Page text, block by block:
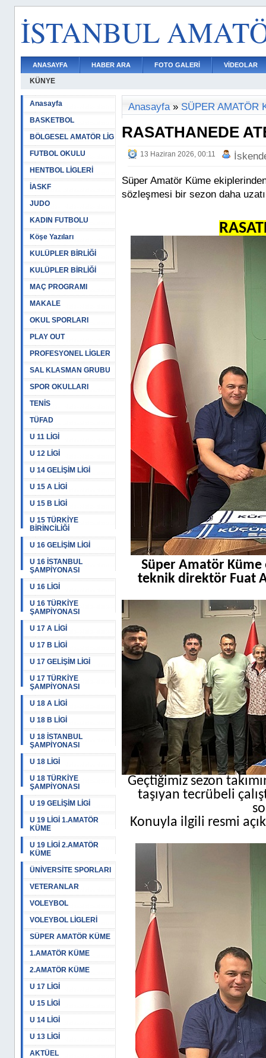
İSTANBUL
ANASAYFA HABER ARA FOTO GALERİ VİDEOLAR
KÜNYE
Anasayfa
BASKETBOL
BÖLGESEL AMATÖR LİG
FUTBOL OKULU
HENTBOL LİGLERİ
İASKF
JUDO
KADIN FUTBOLU
Köşe Yazıları
KULÜPLER BİRLİĞİ
KULÜPLER BİRLİĞİ
MAÇ PROGRAMI
MAKALE
OKUL SPORLARI
PLAY OUT
PROFESYONEL LİGLER
SAL KLASMAN GRUBU
SPOR OKULLARI
TENİS
TÜFAD
U 11 LİGİ
U 12 LİGİ
U 14 GELİŞİM LİGİ
U 15 A LİGİ
U 15 B LİGİ
U 15 TÜRKİYE
BİRİNCİLİĞİ
U 16 GELİŞİM LİGİ
U 16 İSTANBUL
ŞAMPİYONASI
U 16 LİGİ
U 16 TÜRKİYE
ŞAMPİYONASI
U 17 A LİGİ
U 17 B LİGİ
U 17 GELİŞİM LİGİ
U 17 TÜRKİYE
ŞAMPİYONASI
U 18 A LİGİ
U 18 B LİGİ
U 18 İSTANBUL
ŞAMPİYONASI
U 18 LİGİ
U 18 TÜRKİYE
ŞAMPİYONASI
U 19 GELİŞİM LİGİ
U 19 LİGİ 1.AMATÖR
KÜME
U 19 LİGİ 2.AMATÖR
KÜME
ÜNİVERSİTE SPORLARI
VETERANLAR
VOLEYBOL
VOLEYBOL LİGLERİ
SÜPER AMATÖR KÜME
1.AMATÖR KÜME
2.AMATÖR KÜME
U 17 LİGİ
U 15 LİGİ
U 14 LİGİ
U 13 LİGİ
AKTÜEL
Anasayfa» SÜPER AMATÖR
RASATHANEDE
13 Haziran 2026, 00:11
Süper Amatör Küme
sözleşmesi bir sezon daha
Süper Amatör
teknik direktör Fuat
Geçtiğimiz sezon
taşıyan tecrübeli
Konuyla ilgili resmi